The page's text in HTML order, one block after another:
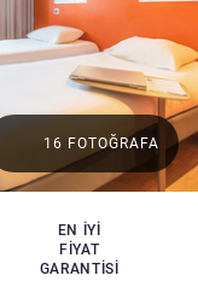
EN IYI
FIYAT
GARANTISI
16 FOTOĞRAFA